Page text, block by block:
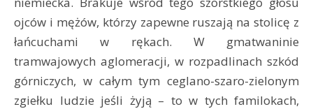
ojców i mężów, którzy zapewne ruszają na stolicę z
łańcuchami w rękach. W gmatwaninie
tramwajowych aglomeracji, w rozpadlinach szkód
górniczych, w całym tym ceglano-szaro-zielonym
zgiełku ludzie jeśli żyją – to w tych familokach,